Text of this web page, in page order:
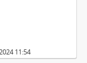
11:54